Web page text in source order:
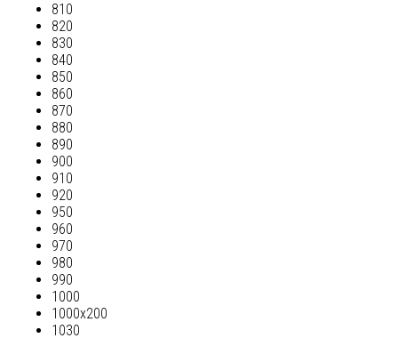
810
820
830
840
850
860
870
880
890
900
910
920
950
960
970
980
990
1000
1000х200
1030